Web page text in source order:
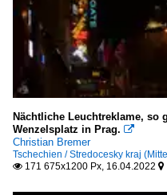
Nächtliche Leuchtreklame, so
Wenzelsplatz in Prag. 
Christian Bremer
Tschechien / Stredocesky kraj
 171 675x1200 Px, 16.04.2022 